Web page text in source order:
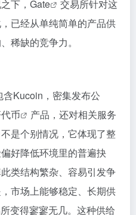
下， Gate
交易所针对这
已经从单纯简单的产品供
稀缺的竞争力。
Kucoin，密集发布公
币
产品，还对相关服务
是个别情况，它体现了整
好降低环境里的普遍抉
类结构繁杂、容易引发争
市场上能够稳定、长期供
变得寥寥无几。这种供给